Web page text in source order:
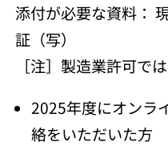
添付が必要な資料：
証（写）
［注］製造業許可で
2025年度にオンラ
絡をいただいた方